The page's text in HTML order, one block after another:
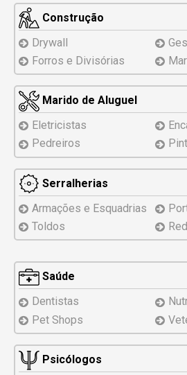
Construção
Drywall
Forros e Divisórias
Marido de Aluguel
Eletricistas
Pedreiros
Serralherias
Armações e Esquadrias
Toldos
Saúde
Dentistas
Pet Shops
Psicólogos